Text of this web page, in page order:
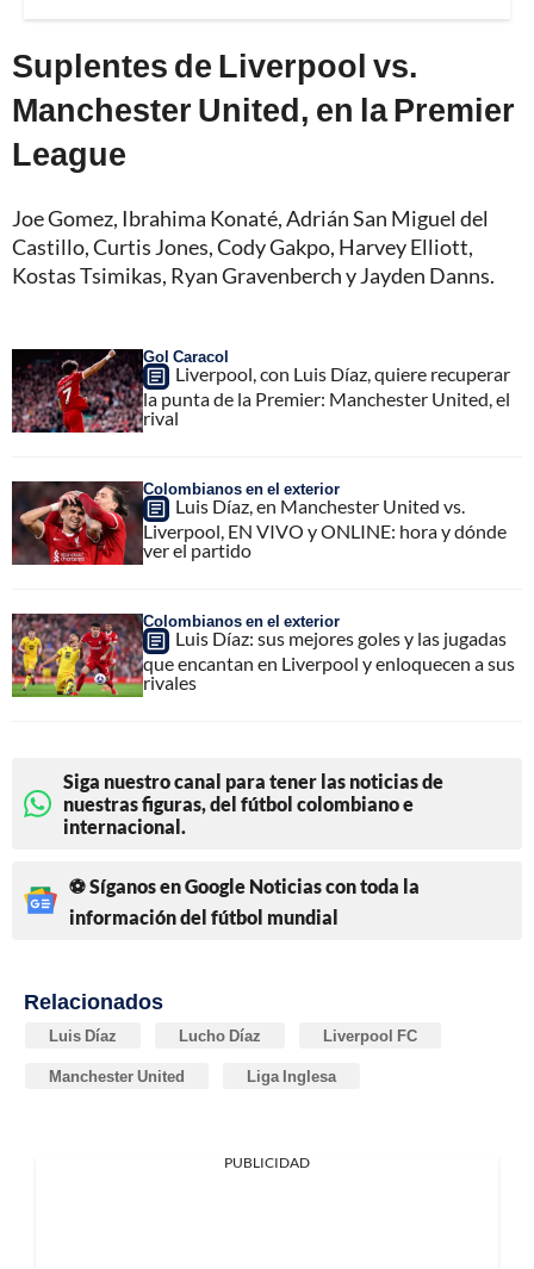
Suplentes de Liverpool vs.
Manchester United, en la Premier
League
Joe Gomez, Ibrahima Konaté, Adrián San Miguel del
Castillo, Curtis Jones, Cody Gakpo, Harvey Elliott,
Kostas Tsimikas, Ryan Gravenberch y Jayden Danns.
Gol Caracol
Liverpool, con Luis Díaz, quiere recuperar
la punta de la Premier: Manchester United, el
rival
Colombianos en el exterior
Luis Díaz, en Manchester United vs.
Liverpool, EN VIVO y ONLINE: hora y dónde
ver el partido
Colombianos en el exterior
Luis Díaz: sus mejores goles y las jugadas
que encantan en Liverpool y enloquecen a sus
rivales
Siga nuestro canal para tener las noticias de
nuestras figuras, del fútbol colombiano e
internacional.
⚽ Síganos en Google Noticias con toda la
información del fútbol mundial
Relacionados
Luis Díaz Lucho Díaz Liverpool FC
Manchester United Liga Inglesa
PUBLICIDAD